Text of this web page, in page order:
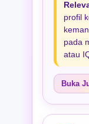
profil
pada
atau
Buka